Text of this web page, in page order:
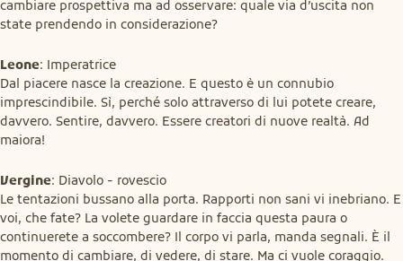
cambiare prospettiva ma ad osservare: quale via d’uscita non
state prendendo in considerazione?
Leone: Imperatrice
Dal piacere nasce la creazione. E questo è un connubio
imprescindibile. Sì, perché solo attraverso di lui potete creare,
davvero. Sentire, davvero. Essere creatori di nuove realtà. Ad
maiora!
Vergine: Diavolo - rovescio
Le tentazioni bussano alla porta. Rapporti non sani vi inebriano. E
voi, che fate? La volete guardare in faccia questa paura o
continuerete a soccombere? Il corpo vi parla, manda segnali. È il
momento di cambiare, di vedere, di stare. Ma ci vuole coraggio.